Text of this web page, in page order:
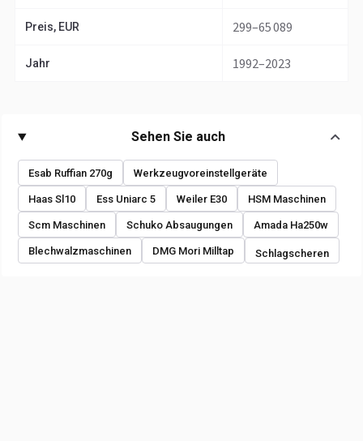
Preis, EUR 299–65 089
Jahr 1992–2023
Sehen Sie auch
Esab Ruffian 270g Werkzeugvoreinstellgeräte
Haas Sl10 Ess Uniarc 5 Weiler E30 HSM Maschinen
Scm Maschinen Schuko Absaugungen Amada Ha250w
Blechwalzmaschinen DMG Mori Milltap Schlagscheren